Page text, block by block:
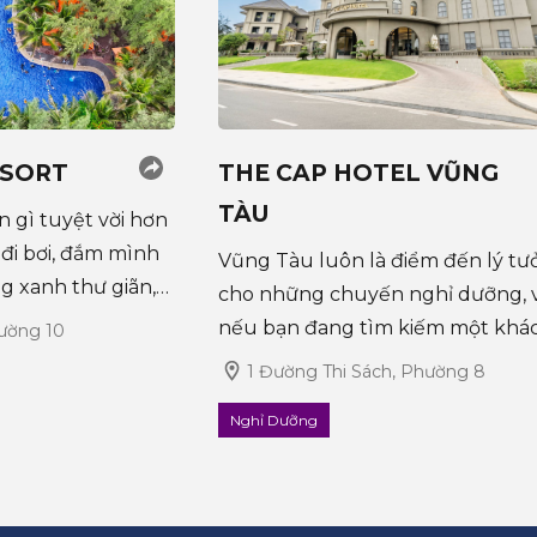
gì tuyệt vời hơn
bơi, đắm mình
xanh thư giãn,
chơi cùng bạn
10
THE CAP HOTEL VŨNG
TÀU
Vũng Tàu luôn là điểm đến lý
cho những chuyến nghỉ dưỡng,
nếu bạn đang tìm kiếm một
sạn sang trọng kết hợp hoàn
bình, The Cap Hotel là lựa chọn
1 Đường Thi Sách, Phường 8
Nghỉ Dưỡng